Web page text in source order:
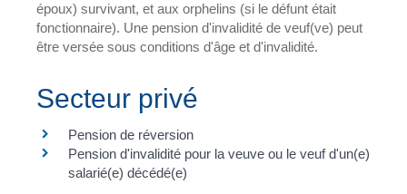
époux) survivant, et aux orphelins (si le défunt était
fonctionnaire). Une pension d'invalidité de veuf(ve) peut
être versée sous conditions d'âge et d'invalidité.
Secteur privé
Pension de réversion
Pension d'invalidité pour la veuve ou le veuf d'un(e)
salarié(e) décédé(e)